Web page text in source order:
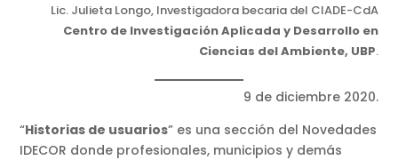
Lic. Julieta Longo, Investigadora becaria del CIADE-CdA
Centro de Investigación Aplicada y Desarrollo en
Ciencias del Ambiente, UBP.
9 de diciembre 2020.
“Historias de usuarios” es una sección del Novedades
IDECOR donde profesionales, municipios y demás